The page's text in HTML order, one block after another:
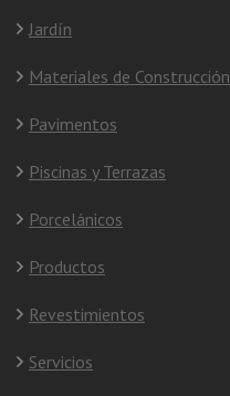
Jardín
Materiales de Construcción
Pavimentos
Piscinas y Terrazas
Porcelánicos
Productos
Revestimientos
Servicios